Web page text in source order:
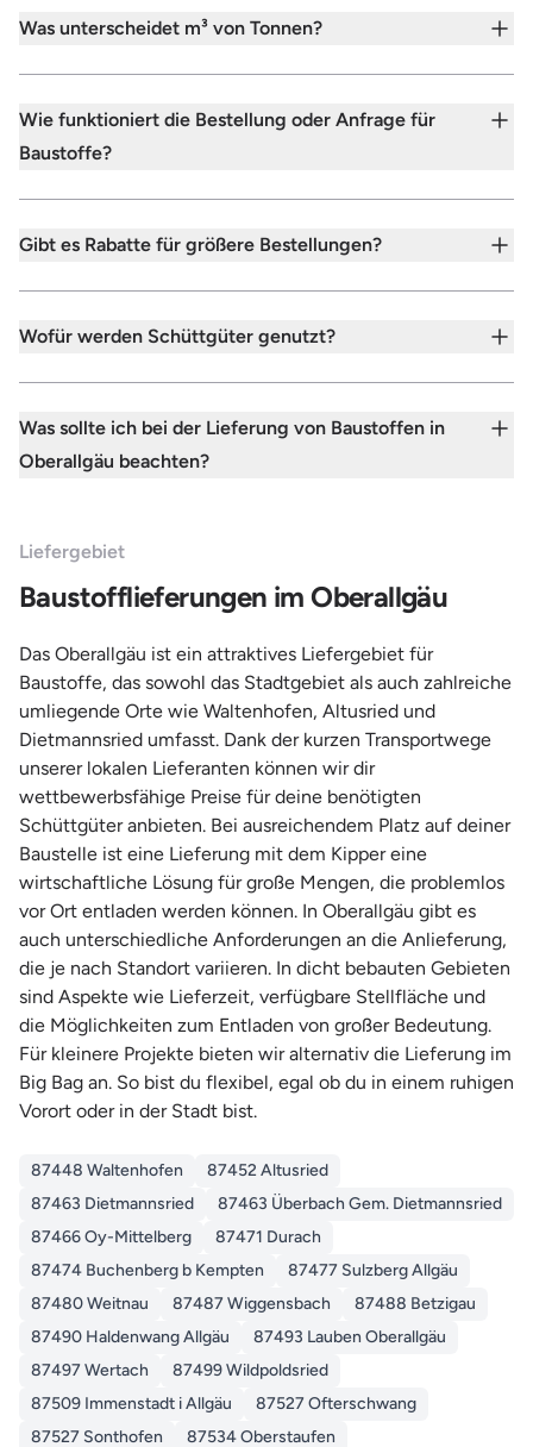
Was unterscheidet m³ von Tonnen?
Wie funktioniert die Bestellung oder Anfrage für
Baustoffe?
Gibt es Rabatte für größere Bestellungen?
Wofür werden Schüttgüter genutzt?
Was sollte ich bei der Lieferung von Baustoffen in
Oberallgäu beachten?
Liefergebiet
Baustofflieferungen im Oberallgäu
Das Oberallgäu ist ein attraktives Liefergebiet für
Baustoffe, das sowohl das Stadtgebiet als auch zahlreiche
umliegende Orte wie Waltenhofen, Altusried und
Dietmannsried umfasst. Dank der kurzen Transportwege
unserer lokalen Lieferanten können wir dir
wettbewerbsfähige Preise für deine benötigten
Schüttgüter anbieten. Bei ausreichendem Platz auf deiner
Baustelle ist eine Lieferung mit dem Kipper eine
wirtschaftliche Lösung für große Mengen, die problemlos
vor Ort entladen werden können. In Oberallgäu gibt es
auch unterschiedliche Anforderungen an die Anlieferung,
die je nach Standort variieren. In dicht bebauten Gebieten
sind Aspekte wie Lieferzeit, verfügbare Stellfläche und
die Möglichkeiten zum Entladen von großer Bedeutung.
Für kleinere Projekte bieten wir alternativ die Lieferung im
Big Bag an. So bist du flexibel, egal ob du in einem ruhigen
Vorort oder in der Stadt bist.
87448 Waltenhofen
87452 Altusried
87463 Dietmannsried
87463 Überbach Gem. Dietmannsried
87466 Oy-Mittelberg
87471 Durach
87474 Buchenberg b Kempten
87477 Sulzberg Allgäu
87480 Weitnau
87487 Wiggensbach
87488 Betzigau
87490 Haldenwang Allgäu
87493 Lauben Oberallgäu
87497 Wertach
87499 Wildpoldsried
87509 Immenstadt i Allgäu
87527 Ofterschwang
87527 Sonthofen
87534 Oberstaufen